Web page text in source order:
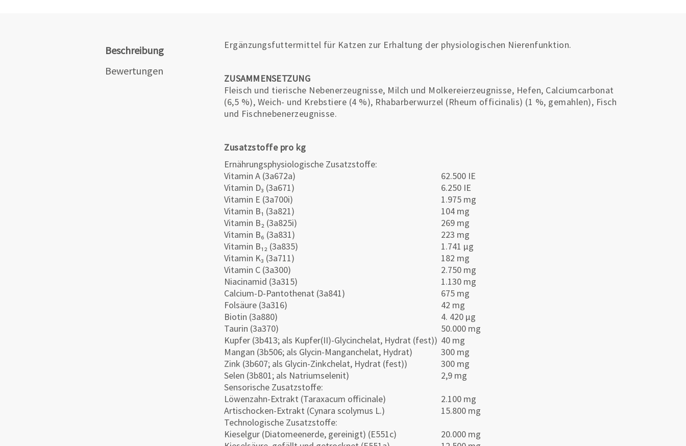
Beschreibung
Bewertungen
Ergänzungsfuttermittel für Katzen zur Erhaltung der physiologischen Nierenfunktion.
ZUSAMMENSETZUNG
Fleisch und tierische Nebenerzeugnisse, Milch und Molkereierzeugnisse, Hefen, Calciumcarbonat
(6,5 %), Weich- und Krebstiere (4 %), Rhabarberwurzel (Rheum officinalis) (1 %, gemahlen), Fisch
und Fischnebenerzeugnisse.
Zusatzstoffe pro kg
Ernährungsphysiologische Zusatzstoffe:
Vitamin A (3a672a)
62.500 IE
Vitamin D₃ (3a671)
6.250 IE
Vitamin E (3a700i)
1.975 mg
Vitamin B₁ (3a821)
104 mg
Vitamin B₂ (3a825i)
269 mg
Vitamin B₆ (3a831)
223 mg
Vitamin B₁₂ (3a835)
1.741 μg
Vitamin K₃ (3a711)
182 mg
Vitamin C (3a300)
2.750 mg
Niacinamid (3a315)
1.130 mg
Calcium-D-Pantothenat (3a841)
675 mg
Folsäure (3a316)
42 mg
Biotin (3a880)
4. 420 μg
Taurin (3a370)
50.000 mg
Kupfer (3b413; als Kupfer(II)-Glycinchelat, Hydrat (fest)) 40 mg
Mangan (3b506; als Glycin-Manganchelat, Hydrat)
300 mg
Zink (3b607; als Glycin-Zinkchelat, Hydrat (fest))
300 mg
Selen (3b801; als Natriumselenit)
2,9 mg
Sensorische Zusatzstoffe:
Löwenzahn-Extrakt (Taraxacum officinale)
2.100 mg
Artischocken-Extrakt (Cynara scolymus L.)
15.800 mg
Technologische Zusatzstoffe:
Kieselgur (Diatomeenerde, gereinigt) (E551c)
20.000 mg